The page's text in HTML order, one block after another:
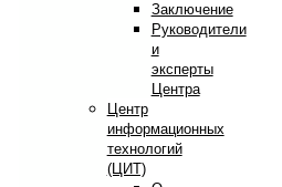
Заключение
Руководители
и
эксперты
Центра
Центр
информационных
технологий
(ЦИТ)